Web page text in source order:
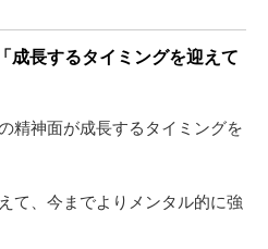
成長するタイミングを迎えて
精神面が成長するタイミングを
て、今までよりメンタル的に強